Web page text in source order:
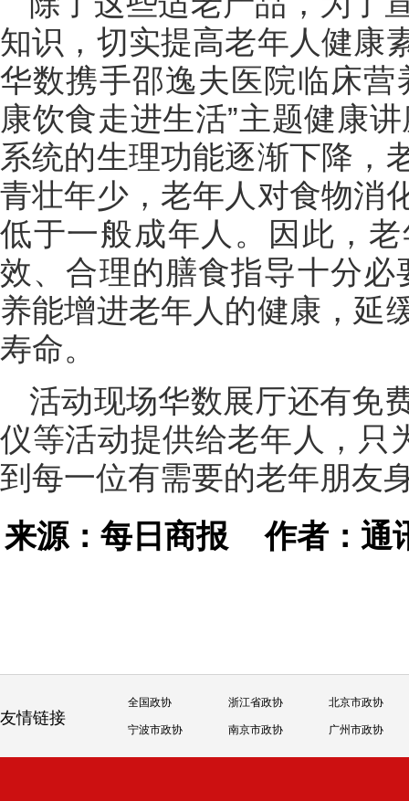
知识，切实提高老年人健康
华数携手邵逸夫医院临床
康饮食走进生活”主题健康
系统的生理功能逐渐下降，
青壮年少，老年人对食物消
低于一般成年人。因此，
效、合理的膳食指导十分必
养能增进老年人的健康，延
寿命。
活动现场华数展厅还有免
仪等活动提供给老年人，只
到每一位有需要的老年朋友
来源：每日商报作者：通
友情链接
全国政协 浙江省政协 北京市政协
宁波市政协 南京市政协 广州市政协